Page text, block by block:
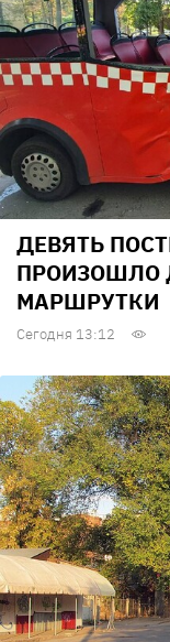
ДЕВЯТЬ
ПРОИЗОШЛО
МАРШРУТКИ
Сегодня 13:12